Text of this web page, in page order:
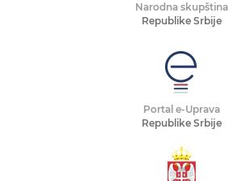
Narodna skupština
Republike Srbije
Portal e-Uprava
Republike Srbije